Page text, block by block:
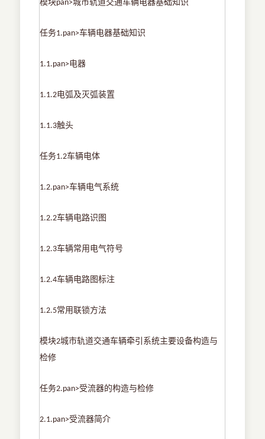
模块pan>城市轨道交通车辆电器基础知识
任务1.pan>车辆电器基础知识
1.1.pan>电器
1.1.2电弧及灭弧装置
1.1.3触头
任务1.2车辆电体
1.2.pan>车辆电气系统
1.2.2车辆电路识图
1.2.3车辆常用电气符号
1.2.4车辆电路图标注
1.2.5常用联锁方法
模块2城市轨道交通车辆牵引系统主要设备构造与
检修
任务2.pan>受流器的构造与检修
2.1.pan>受流器简介